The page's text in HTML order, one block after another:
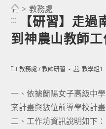
> 教務處
:::
【研習】走
到神農山教師
Post教務處 / 教師研習
Post教學組1
一、依據蘭陽女子高級中
案計畫與數位前導學校計畫
二、工作坊資訊說明如下：